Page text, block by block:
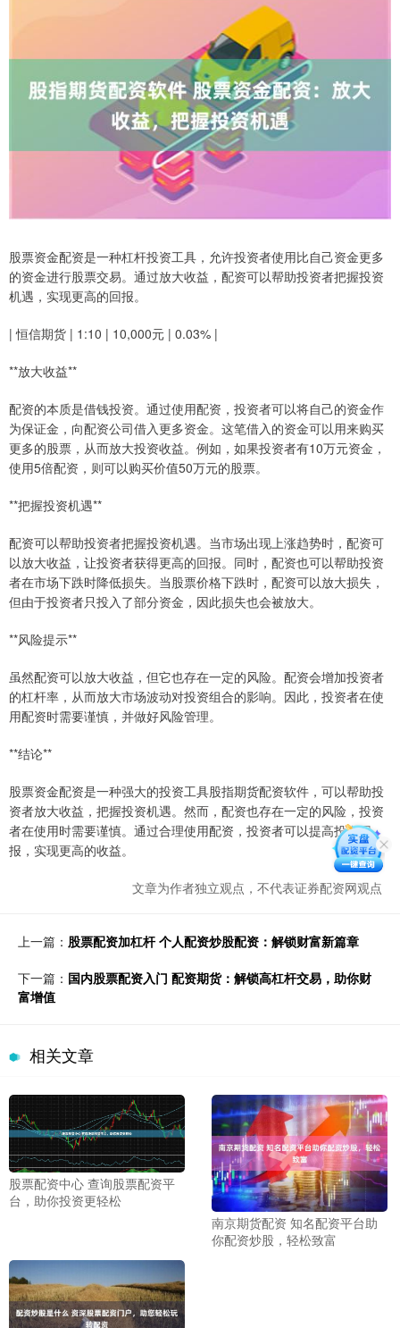
股票资金配资是一种杠杆投资工具，允许投资者使用比自己资金更多
的资金进行股票交易。通过放大收益，配资可以帮助投资者把握投资
机遇，实现更高的回报。
| 恒信期货 | 1:10 | 10,000元 | 0.03% |
**放大收益**
配资的本质是借钱投资。通过使用配资，投资者可以将自己的资金作
为保证金，向配资公司借入更多资金。这笔借入的资金可以用来购买
更多的股票，从而放大投资收益。例如，如果投资者有10万元资金，
使用5倍配资，则可以购买价值50万元的股票。
**把握投资机遇**
配资可以帮助投资者把握投资机遇。当市场出现上涨趋势时，配资可
以放大收益，让投资者获得更高的回报。同时，配资也可以帮助投资
者在市场下跌时降低损失。当股票价格下跌时，配资可以放大损失，
但由于投资者只投入了部分资金，因此损失也会被放大。
**风险提示**
虽然配资可以放大收益，但它也存在一定的风险。配资会增加投资者
的杠杆率，从而放大市场波动对投资组合的影响。因此，投资者在使
用配资时需要谨慎，并做好风险管理。
**结论**
股票资金配资是一种强大的投资工具股指期货配资软件，可以帮助投
资者放大收益，把握投资机遇。然而，配资也存在一定的风险，投资
者在使用时需要谨慎。通过合理使用配资，投资者可以提高投资回
报，实现更高的收益。
文章为作者独立观点，不代表证券配资网观点
上一篇： 股票配资加杠杆 个人配资炒股配资：解锁财富新篇章
下一篇： 国内股票配资入门 配资期货：解锁高杠杆交易，助你财
富增值
相关文章
股票配资中心 查询股票配资平
台，助你投资更轻松
南京期货配资 知名配资平台助
你配资炒股，轻松致富